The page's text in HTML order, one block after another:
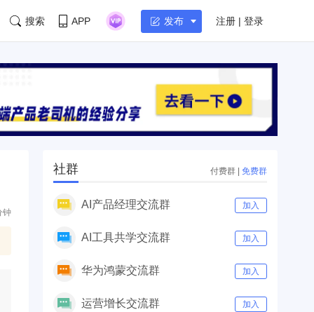
搜索 APP 发布 注册 | 登录
钟
社群 付费群 | 免费群
AI产品经理交流群 加入
AI工具共学交流群 加入
华为鸿蒙交流群 加入
运营增长交流群 加入